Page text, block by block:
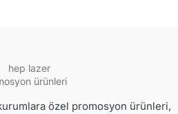
özel promosyon ürünleri,